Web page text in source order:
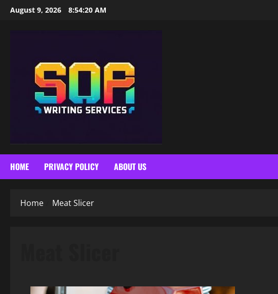
SkipAugust 9, 2026 8:54:21 AM
HOME PRIVACY POLICY ABOUT US
Home Meat Slicer